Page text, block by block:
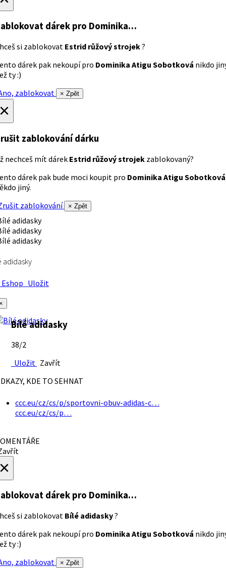
dárek pro Dominika…
si zablokovat Estrid růžový strojek?
dárek pak nekoupí pro Dominika Atigu Sobotková nikdo
ty :)
zablokovat
× Zpět
zablokování dárku
nechceš mít dárek Estrid růžový strojek zablokovaný?
dárek pak bude moci koupit pro Dominika Atigu Sobotková
jiný.
zablokování
× Zpět
adidasky
Uložit
Bílé adidasky
38/2
Uložit Zavřít
KDE TO SEHNAT
ccc.eu/cz/cs/p/sportovni-obuv-adidas-c…
ccc.eu/cz/cs/p…
dárek pro Dominika…
si zablokovat Bílé adidasky?
dárek pak nekoupí pro Dominika Atigu Sobotková nikdo
ty :)
zablokovat
× Zpět